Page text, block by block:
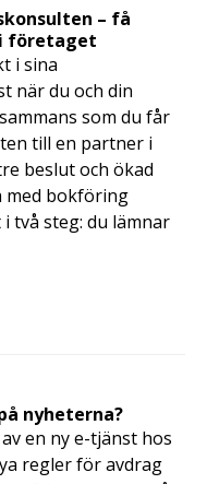
– få
företaget
i sina
när du och din
som du får
till en partner i
beslut och ökad
med bokföring
två steg: du lämnar
nyheterna?
en ny e-tjänst hos
regler för avdrag